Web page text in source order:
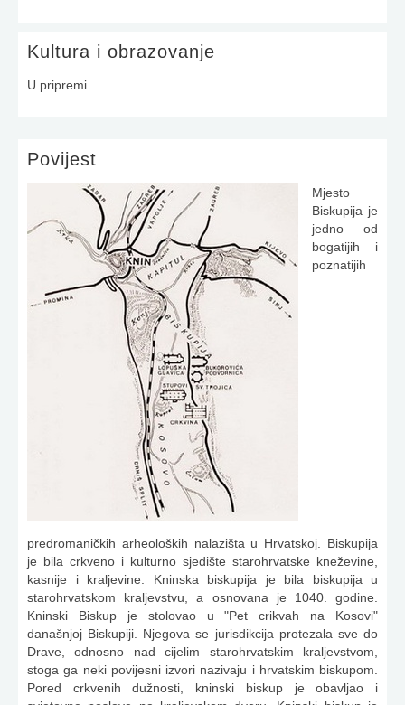
Kultura i obrazovanje
U pripremi.
Povijest
Mjesto
Biskupija je
jedno od
bogatijih i
poznatijih
predromaničkih arheoloških nalazišta u Hrvatskoj. Biskupija
je bila crkveno i kulturno sjedište starohr­vatske kneževine,
kasnije i kraljevine. Kninska biskupija je bila biskupija u
starohrvatskom kraljevstvu, a osnovana je 1040. godine.
Kninski Biskup je stolovao u "Pet crikvah na Kosovi"
današnjoj Biskupiji. Njegova se jurisdikcija protezala sve do
Drave, odnosno nad cijelim starohrvatskim kraljevstvom,
stoga ga neki povijesni izvori nazivaju i hrvatskim biskupom.
Pored crkvenih dužnosti, kninski biskup je obavljao i